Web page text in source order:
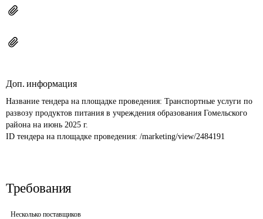
Доп. информация
Название тендера на площадке проведения: Транспортные услуги по
развозу продуктов питания в учреждения образования Гомельского
района на июнь 2025 г.
ID тендера на площадке проведения: /marketing/view/2484191
Требования
Несколько поставщиков